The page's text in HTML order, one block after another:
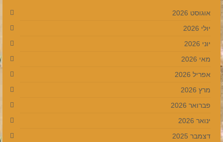
אוגוסט 2026
יולי 2026
יוני 2026
מאי 2026
אפריל 2026
מרץ 2026
פברואר 2026
ינואר 2026
דצמבר 2025